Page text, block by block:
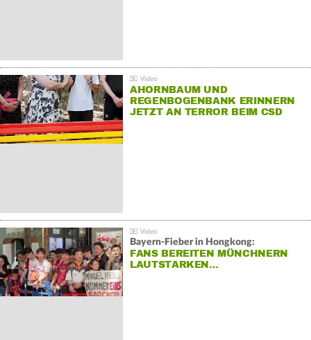
AHORNBAUM UND
REGENBOGENBANK ERINNERN
JETZT AN TERROR BEIM CSD
Bayern-Fieber in Hongkong:
FANS BEREITEN MÜNCHNERN
LAUTSTARKEN…